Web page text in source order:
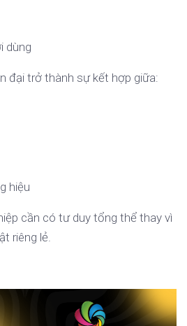
dùng
đại trở thành sự kết hợp giữa:
hiệu
cần có tư duy tổng thể thay vì
riêng lẻ.